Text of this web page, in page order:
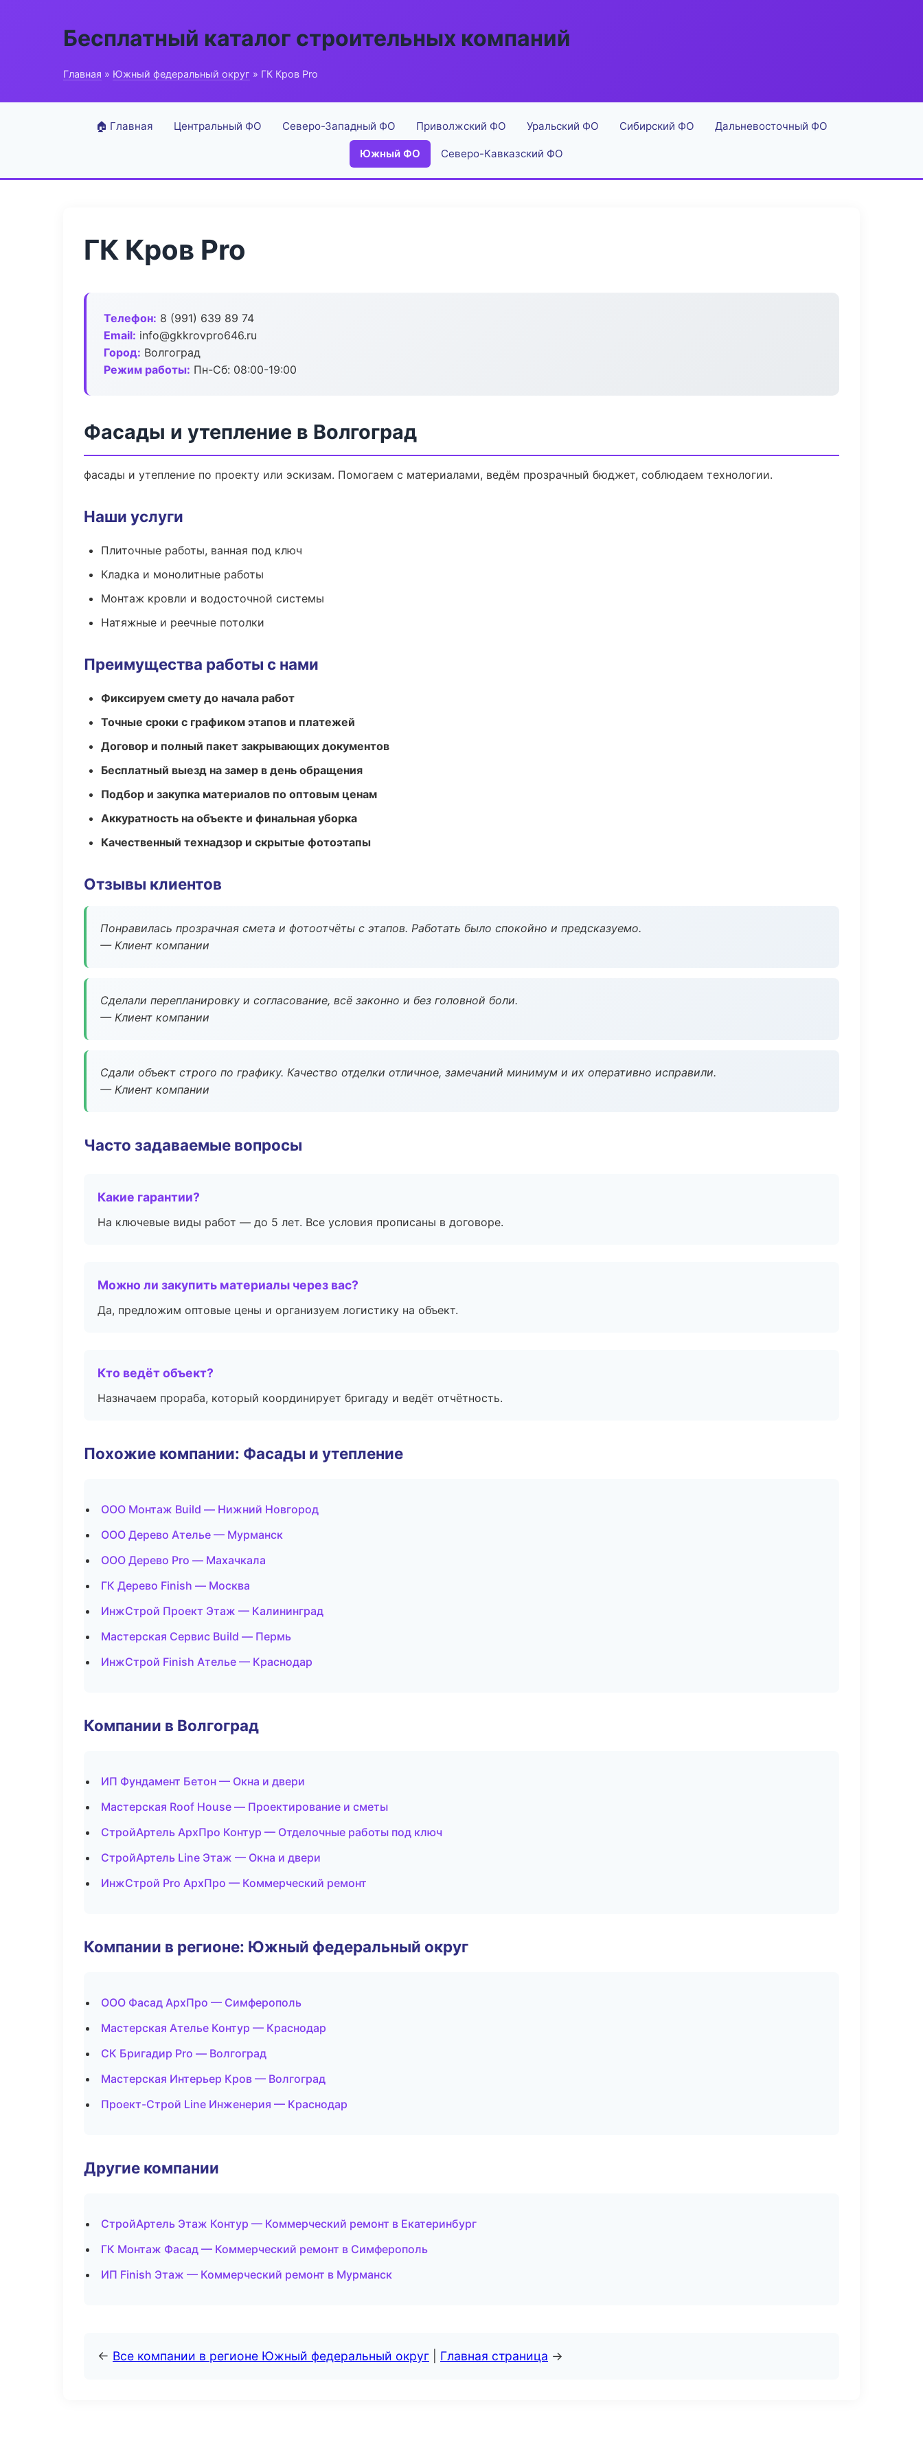
Бесплатный каталог строительных компаний
Главная » Южный федеральный округ » ГК Кров Pro
🏠 Главная Центральный ФО Северо-Западный ФО Приволжский ФО Уральский ФО Сибирский ФО Дальневосточный ФО
Южный ФО Северо-Кавказский ФО
ГК Кров Pro
Телефон: 8 (991) 639 89 74
Email: info@gkkrovpro646.ru
Город: Волгоград
Режим работы: Пн-Сб: 08:00-19:00
Фасады и утепление в Волгоград
фасады и утепление по проекту или эскизам. Помогаем с материалами, ведём прозрачный бюджет, соблюдаем технологии.
Наши услуги
Плиточные работы, ванная под ключ
Кладка и монолитные работы
Монтаж кровли и водосточной системы
Натяжные и реечные потолки
Преимущества работы с нами
Фиксируем смету до начала работ
Точные сроки с графиком этапов и платежей
Договор и полный пакет закрывающих документов
Бесплатный выезд на замер в день обращения
Подбор и закупка материалов по оптовым ценам
Аккуратность на объекте и финальная уборка
Качественный технадзор и скрытые фотоэтапы
Отзывы клиентов
Понравилась прозрачная смета и фотоотчёты с этапов. Работать было спокойно и предсказуемо.
— Клиент компании
Сделали перепланировку и согласование, всё законно и без головной боли.
— Клиент компании
Сдали объект строго по графику. Качество отделки отличное, замечаний минимум и их оперативно исправили.
— Клиент компании
Часто задаваемые вопросы
Какие гарантии?
На ключевые виды работ — до 5 лет. Все условия прописаны в договоре.
Можно ли закупить материалы через вас?
Да, предложим оптовые цены и организуем логистику на объект.
Кто ведёт объект?
Назначаем прораба, который координирует бригаду и ведёт отчётность.
Похожие компании: Фасады и утепление
ООО Монтаж Build — Нижний Новгород
ООО Дерево Ателье — Мурманск
ООО Дерево Pro — Махачкала
ГК Дерево Finish — Москва
ИнжСтрой Проект Этаж — Калининград
Мастерская Сервис Build — Пермь
ИнжСтрой Finish Ателье — Краснодар
Компании в Волгоград
ИП Фундамент Бетон — Окна и двери
Мастерская Roof House — Проектирование и сметы
СтройАртель АрхПро Контур — Отделочные работы под ключ
СтройАртель Line Этаж — Окна и двери
ИнжСтрой Pro АрхПро — Коммерческий ремонт
Компании в регионе: Южный федеральный округ
ООО Фасад АрхПро — Симферополь
Мастерская Ателье Контур — Краснодар
СК Бригадир Pro — Волгоград
Мастерская Интерьер Кров — Волгоград
Проект-Строй Line Инженерия — Краснодар
Другие компании
СтройАртель Этаж Контур — Коммерческий ремонт в Екатеринбург
ГК Монтаж Фасад — Коммерческий ремонт в Симферополь
ИП Finish Этаж — Коммерческий ремонт в Мурманск
← Все компании в регионе Южный федеральный округ Главная страница →